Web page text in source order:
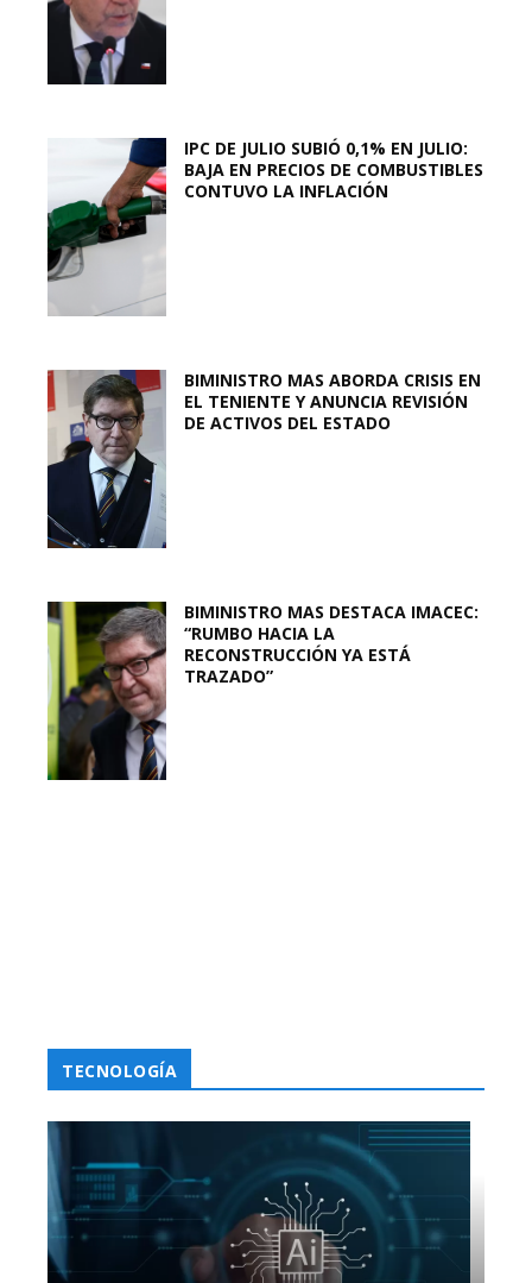
IPC DE JULIO SUBIÓ 0,1% EN JULIO:
BAJA EN PRECIOS DE COMBUSTIBLES
CONTUVO LA INFLACIÓN
BIMINISTRO MAS ABORDA CRISIS EN
EL TENIENTE Y ANUNCIA REVISIÓN
DE ACTIVOS DEL ESTADO
BIMINISTRO MAS DESTACA IMACEC:
“RUMBO HACIA LA
RECONSTRUCCIÓN YA ESTÁ
TRAZADO”
TECNOLOGÍA